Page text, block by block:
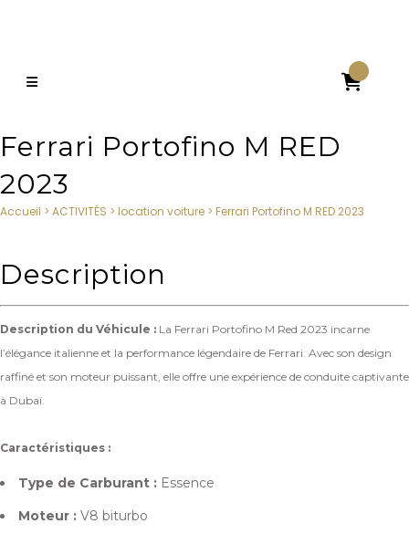

Ferrari Portofino M RED
2023
Accueil > ACTIVITÉS > location voiture > Ferrari Portofino M RED 2023
Description
Description du Véhicule : La Ferrari Portofino M Red 2023 incarne
l’élégance italienne et la performance légendaire de Ferrari. Avec son design
raffiné et son moteur puissant, elle offre une expérience de conduite captivante
à Dubaï.
Caractéristiques :
Type de Carburant : Essence
Moteur : V8 biturbo